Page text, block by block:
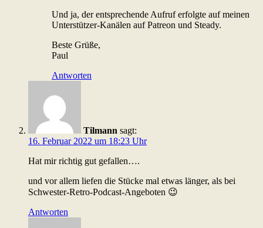
Und ja, der entsprechende Aufruf erfolgte auf meinen
Unterstützer-Kanälen auf Patreon und Steady.
Beste Grüße,
Paul
Antworten
Tilmann sagt:
16. Februar 2022 um 18:23 Uhr
Hat mir richtig gut gefallen….
und vor allem liefen die Stücke mal etwas länger, als bei
Schwester-Retro-Podcast-Angeboten 😉
Antworten